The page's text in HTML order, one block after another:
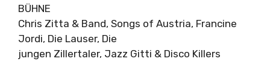
BÜHNE
Chris Zitta & Band, Songs of Austria, Francine
Jordi, Die Lauser, Die
jungen Zillertaler, Jazz Gitti & Disco Killers